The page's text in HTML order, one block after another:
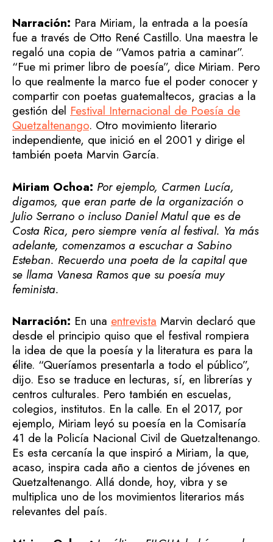
Narración: Para Miriam, la entrada a la poesía
fue a través de Otto René Castillo. Una maestra le
regaló una copia de “Vamos patria a caminar”.
“Fue mi primer libro de poesía”, dice Miriam. Pero
lo que realmente la marco fue el poder conocer y
compartir con poetas guatemaltecos, gracias a la
gestión del Festival Internacional de Poesía de
Quetzaltenango. Otro movimiento literario
independiente, que inició en el 2001 y dirige el
también poeta Marvin García.
Miriam Ochoa: Por ejemplo, Carmen Lucía,
digamos, que eran parte de la organización o
Julio Serrano o incluso Daniel Matul que es de
Costa Rica, pero siempre venía al festival. Ya más
adelante, comenzamos a escuchar a Sabino
Esteban. Recuerdo una poeta de la capital que
se llama Vanesa Ramos que su poesía muy
feminista.
Narración: En una entrevista Marvin declaró que
desde el principio quiso que el festival rompiera
la idea de que la poesía y la literatura es para la
élite. “Queríamos presentarla a todo el público”,
dijo. Eso se traduce en lecturas, sí, en librerías y
centros culturales. Pero también en escuelas,
colegios, institutos. En la calle. En el 2017, por
ejemplo, Miriam leyó su poesía en la Comisaría
41 de la Policía Nacional Civil de Quetzaltenango.
Es esta cercanía la que inspiró a Miriam, la que,
acaso, inspira cada año a cientos de jóvenes en
Quetzaltenango. Allá donde, hoy, vibra y se
multiplica uno de los movimientos literarios más
relevantes del país.